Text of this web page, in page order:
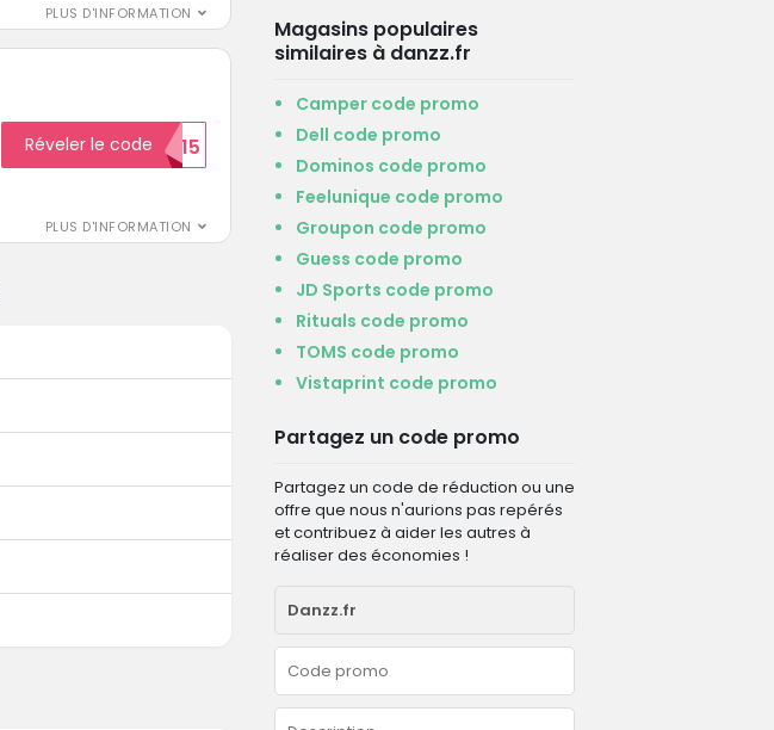
PLUS D'INFORMATION
PLUS D'INFORMATION
Réveler le codeECON15
Magasins populaires
similaires à danzz.fr
Camper code promo
Dell code promo
Dominos code promo
Feelunique code promo
Groupon code promo
Guess code promo
JD Sports code promo
Rituals code promo
TOMS code promo
Vistaprint code promo
Partagez un code promo
Partagez un code de réduction ou une
offre que nous n'aurions pas repérés
et contribuez à aider les autres à
réaliser des économies !